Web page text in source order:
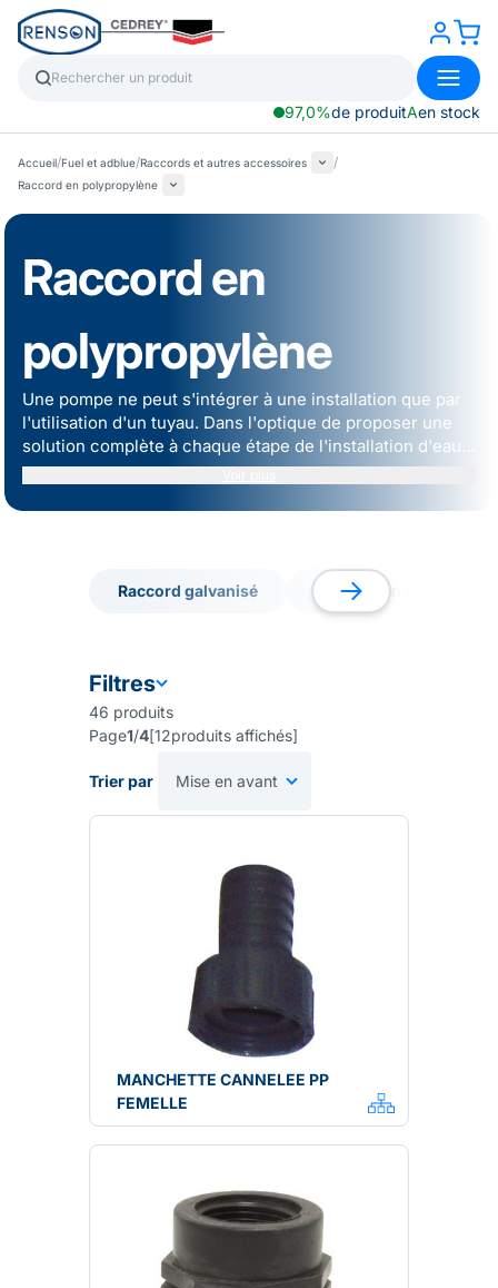
97,0%de produitAen stock
Accueil/Fuel et adblue/Raccords et autres accessoires /
Raccord en polypropylène
Raccord en
polypropylène
Une pompe ne peut s'intégrer à une installation que par
l'utilisation d'un tuyau. Dans l'optique de proposer une
solution complète à chaque étape de l'installation d'eau,
les équipes RENSON ont sélectionné une gamme de
pression à respecter. Découvrez notre gamme de tuyaux
Raccord galvanisé
Raccord en laiton
Raccord en laiton
Filtres
46 produits
Page1/4[12produits affichés]
Trier par
MANCHETTE CANNELEE PP
FEMELLE